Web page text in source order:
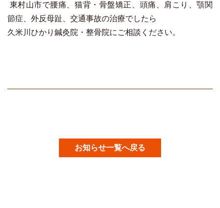
東村山市で腰痛、猫背・骨盤矯正、頭痛、肩こり、顎関
節症、外反母趾、交通事故の治療でしたら
久米川ひかり鍼灸院・整骨院にご相談ください。
お知らせ一覧へ戻る